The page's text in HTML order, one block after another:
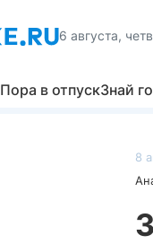
6 августа,
Пора в отпускЗнай
8